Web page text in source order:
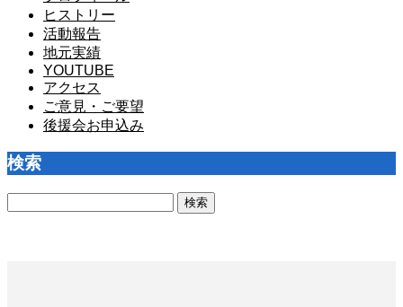
ヒストリー
活動報告
地元実績
YOUTUBE
アクセス
ご意見・ご要望
後援会お申込み
検索